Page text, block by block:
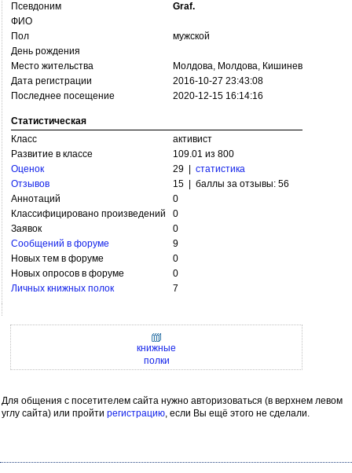
Псевдоним
Graf.
ФИО
Пол
мужской
День рождения
Место жительства
Молдова, Молдова, Кишинев
Дата регистрации
2016-10-27 23:43:08
Последнее посещение
2020-12-15 16:14:16
Статистическая
Класс
активист
Развитие в классе
109.01 из 800
Оценок
29 | статистика
Отзывов
15 | баллы за отзывы: 56
Аннотаций
0
Классифицировано произведений
0
Заявок
0
Сообщений в форуме
9
Новых тем в форуме
0
Новых опросов в форуме
0
Личных книжных полок
7
книжные
полки
Для общения с посетителем сайта нужно авторизоваться (в верхнем левом
углу сайта) или пройти регистрацию, если Вы ещё этого не сделали.